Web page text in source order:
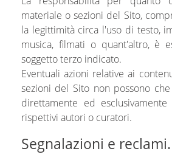
materiale o sezioni del Sito,
la legittimità circa l'uso di testo,
musica, filmati o quant'altro, è
soggetto terzo indicato.
Eventuali azioni relative ai
sezioni del Sito non possono
direttamente ed
rispettivi autori o curatori.
Segnalazioni e reclami.